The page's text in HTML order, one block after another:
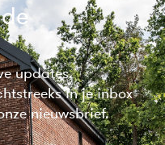
updates,
in je inbox
nieuwsbrief.